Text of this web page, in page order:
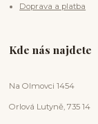
Doprava a platba
Kde nás najdete
Na Olmovci 1454
Orlová Lutyně, 735 14